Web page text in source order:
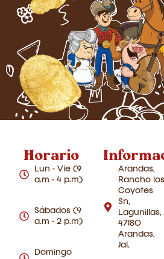
Horario
Lun - Vie (9
a.m - 4 p.m)
Sábados (9
a.m - 2 p.m)
Domingo
Arandas,
Rancho los
Coyotes
Sn,
Lagunillas,
47180
Arandas,
Jal.